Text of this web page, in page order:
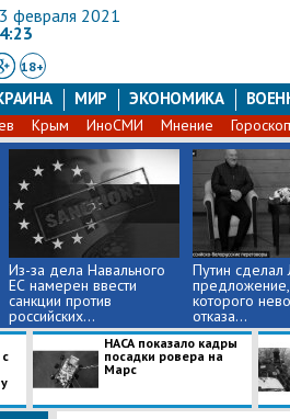
февраля 2021
18+
МИР ЭКОНОМИКА
Крым ИноСМИ Мнение
Из-за дела Навального
ЕС намерен ввести
санкции против
российских...
Путин сделал
предложение,
которого
отказа...
НАСА показало кадры
посадки ровера на
Марс